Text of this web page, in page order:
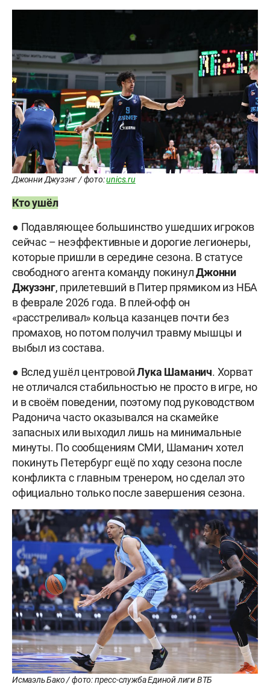
Джонни Джузэнг / фото:unics.ru
Кто ушёл
● Подавляющее большинство ушедших игроков
сейчас – неэффективные и дорогие легионеры,
которые пришли в середине сезона. В статусе
свободного агента команду покинулДжонни
Джузэнг, прилетевший в Питер прямиком из НБА
в феврале 2026 года. В плей-офф он
«расстреливал» кольца казанцев почти без
промахов, но потом получил травму мышцы и
выбыл из состава.
● Вслед ушёл центровойЛука Шаманич. Хорват
не отличался стабильностью не просто в игре, но
и в своём поведении, поэтому под руководством
Радонича часто оказывался на скамейке
запасных или выходил лишь на минимальные
минуты. По сообщениям СМИ, Шаманич хотел
покинуть Петербург ещё по ходу сезона после
конфликта с главным тренером, но сделал это
официально только после завершения сезона.
Исмаэль Бако / фото: пресс-служба Единой лиги ВТБ